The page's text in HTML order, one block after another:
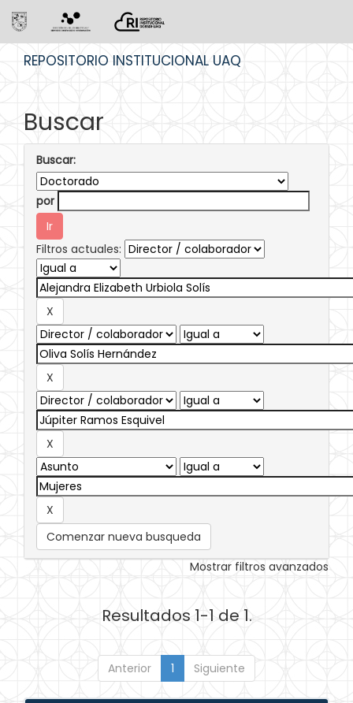
REPOSITORIO INSTITUCIONAL UAQ
Buscar
Buscar:
por
Filtros actuales:
Comenzar nueva busqueda
Mostrar filtros avanzados
Resultados 1-1 de 1.
Anterior 1 Siguiente